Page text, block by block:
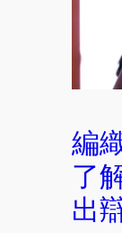
編
了
出